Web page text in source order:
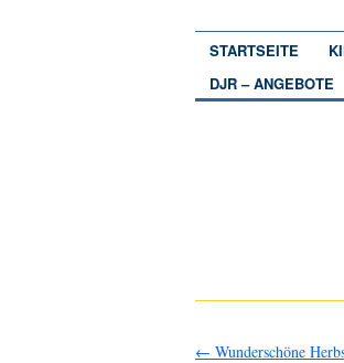
STARTSEITE
DJR – ANGEBOTE
← Wunderschöne